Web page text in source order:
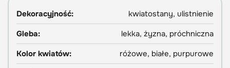
Dekoracyjność:
kwiatostany, ulistnienie
Gleba:
lekka, żyzna, próchniczna
Kolor kwiatów:
różowe, białe, purpurowe